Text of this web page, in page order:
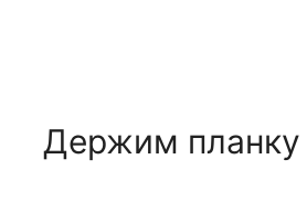
Держим планку